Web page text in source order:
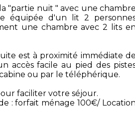
"partie nuit " avec une
équipée d'un lit 2
une chambre avec 2 lits
est à proximité immédiate
accès facile au pied des
ou par le téléphérique.
faciliter votre séjour.
: forfait ménage 100€/